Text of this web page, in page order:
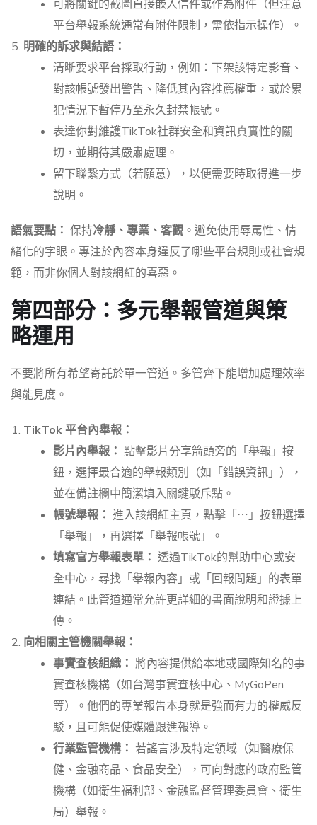
可將關鍵的截圖直接嵌入信件或作為附件（但注意
平台舉報系統通常有附件限制，需依指示操作）。
明確的訴求與結語：
清晰要求平台採取行動，例如：下架該特定影音、
對該帳號發出警告、降低其內容推薦權重，或於累
犯情況下暫停乃至永久封禁帳號。
表達你對維護TikTok社群安全和資訊真實性的關
切，並期待其嚴肅處理。
留下聯繫方式（若願意），以便需要時取得進一步
說明。
語氣要點： 保持冷靜、專業、客觀 。避免使用辱罵性、情
緒化的字眼。專注於內容本身違反了哪些平台規則或社會規
範，而非你個人對該網紅的喜惡。
第四部分：多元舉報管道與策
略運用
不要將所有希望寄託於單一管道。多管齊下能增加處理效率
與能見度。
TikTok 平台內舉報：
影片內舉報： 點擊影片分享箭頭旁的「舉報」按
鈕，選擇最合適的舉報類別（如「錯誤資訊」），
並在備註欄中簡潔填入關鍵駁斥點。
帳號舉報： 進入該網紅主頁，點擊「⋯」按鈕選擇
「舉報」，再選擇「舉報帳號」。
填寫官方舉報表單： 透過TikTok的幫助中心或安
全中心，尋找「舉報內容」或「回報問題」的表單
連結。此管道通常允許更詳細的書面說明和證據上
傳。
向相關主管機關舉報：
事實查核組織： 將內容提供給本地或國際知名的事
實查核機構（如台灣事實查核中心、MyGoPen
等）。他們的專業報告本身就是強而有力的權威反
駁，且可能促使媒體跟進報導。
行業監管機構： 若謠言涉及特定領域（如醫療保
健、金融商品、食品安全），可向對應的政府監管
機構（如衛生福利部、金融監督管理委員會、衛生
局）舉報。